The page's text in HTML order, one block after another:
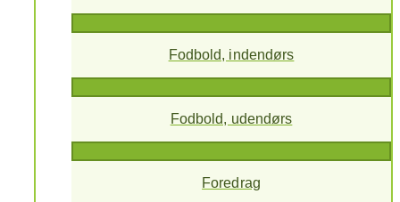
Fodbold, indendørs
Fodbold, udendørs
Foredrag